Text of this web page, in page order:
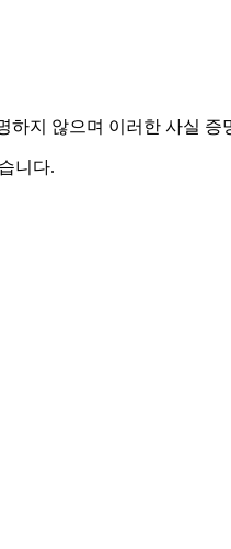
하지 않으며 이러한 사실 증
니다.